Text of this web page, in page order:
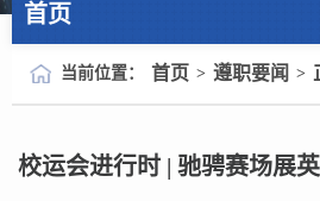
首页
当前位置： 首页 > 遵职要闻 >
校运会进行时 | 驰骋赛场展